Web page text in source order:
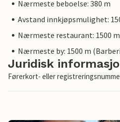
Nærmeste beboelse: 380 m
Avstand innkjøpsmulighet:
Nærmeste restaurant: 1500 m
Nærmeste by: 1500 m
Juridisk
Førerkort- eller